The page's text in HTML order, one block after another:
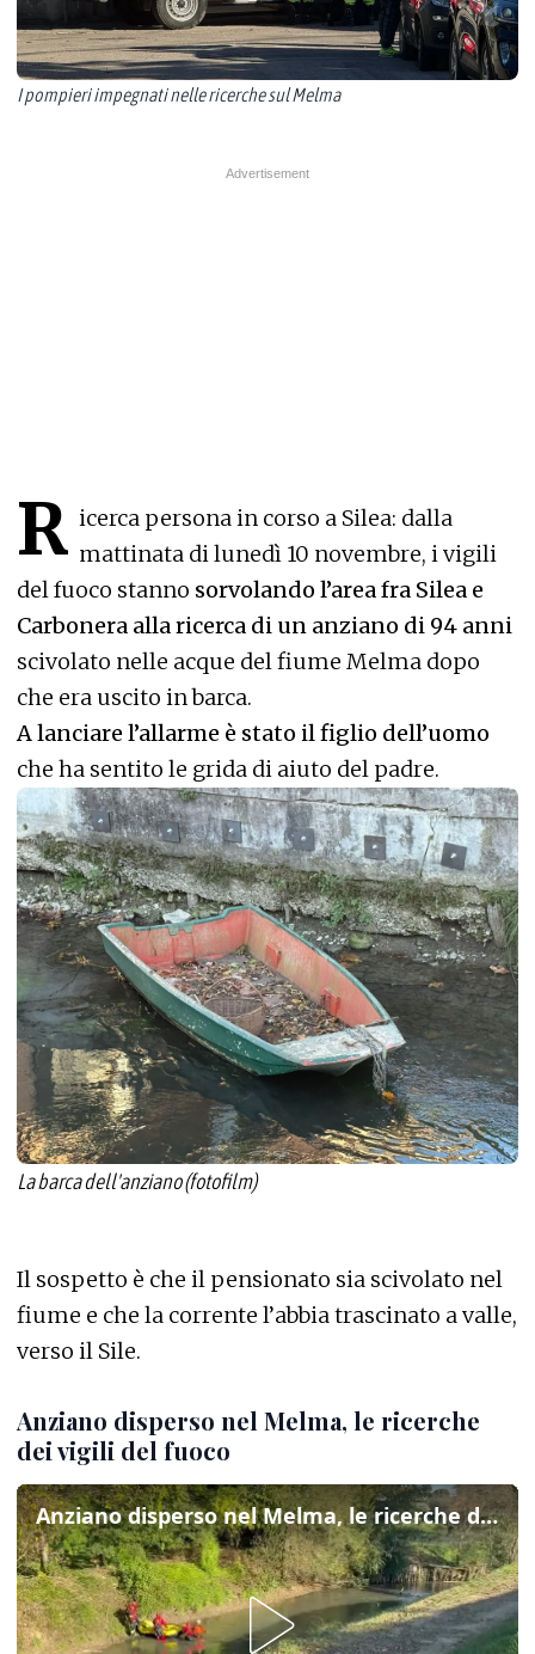
I pompieri impegnati nelle ricerche sul Melma
R icerca persona in corso a Silea: dalla
mattinata di lunedì 10 novembre, i vigili
del fuoco stanno sorvolando l’area fra Silea e
Carbonera alla ricerca di un anziano di 94 anni
scivolato nelle acque del fiume Melma dopo
che era uscito in barca.
A lanciare l’allarme è stato il figlio dell’uomo
che ha sentito le grida di aiuto del padre.
La barca dell'anziano (fotofilm)
Il sospetto è che il pensionato sia scivolato nel
fiume e che la corrente l’abbia trascinato a valle,
verso il Sile.
Anziano disperso nel Melma, le ricerche
dei vigili del fuoco
Anziano disperso nel Melma, le ricerche dei vigili del fuoco